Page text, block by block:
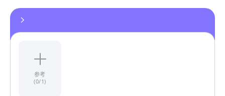
参考
(0/1)